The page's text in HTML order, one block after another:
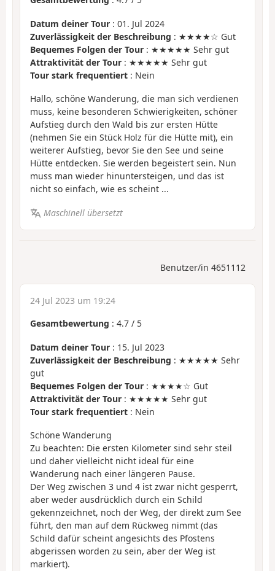
Datum deiner Tour : 01. Jul 2024
Zuverlässigkeit der Beschreibung : ★★★★☆ Gut
Bequemes Folgen der Tour : ★★★★★ Sehr gut
Attraktivität der Tour : ★★★★★ Sehr gut
Tour stark frequentiert : Nein
Hallo, schöne Wanderung, die man sich verdienen
muss, keine besonderen Schwierigkeiten, schöner
Aufstieg durch den Wald bis zur ersten Hütte
(nehmen Sie ein Stück Holz für die Hütte mit), ein
weiterer Aufstieg, bevor Sie den See und seine
Hütte entdecken. Sie werden begeistert sein. Nun
muss man wieder hinuntersteigen, und das ist
nicht so einfach, wie es scheint ...
Maschinell übersetzt
Benutzer/in 4651112
24 Jul 2023 um 19:24
Gesamtbewertung : 4.7 / 5
Datum deiner Tour : 15. Jul 2023
Zuverlässigkeit der Beschreibung : ★★★★★ Sehr
gut
Bequemes Folgen der Tour : ★★★★☆ Gut
Attraktivität der Tour : ★★★★★ Sehr gut
Tour stark frequentiert : Nein
Schöne Wanderung
Zu beachten: Die ersten Kilometer sind sehr steil
und daher vielleicht nicht ideal für eine
Wanderung nach einer längeren Pause.
Der Weg zwischen 3 und 4 ist zwar nicht gesperrt,
aber weder ausdrücklich durch ein Schild
gekennzeichnet, noch der Weg, der direkt zum See
führt, den man auf dem Rückweg nimmt (das
Schild dafür scheint angesichts des Pfostens
abgerissen worden zu sein, aber der Weg ist
markiert).